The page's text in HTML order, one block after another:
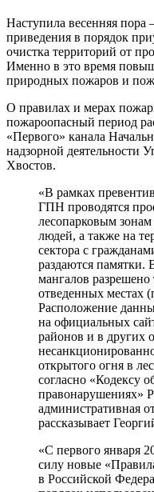
Наступила весенняя
приведения в порядок
очистка территорий от
Именно в это время
природных пожаров и
О правилах и мерах
пожароопасный период
«Первого» канала
надзорной деятельности
Хвостов.
«В рамках
ГПН проводятся
лесопарковым
людей, а также на
сектора с
раздаются памятки.
мангалов разрешено
отведенных местах
Расположение
на официальных
районов и в других
открытого огня в
согласно «Кодексу
правонарушениях»
административная
рассказывает
«С первого января
силу новые
в Российской